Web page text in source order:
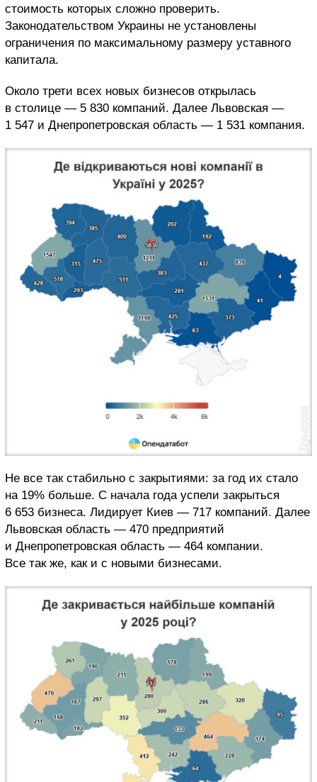
стоимость которых сложно проверить.
Законодательством Украины не установлены
ограничения по максимальному размеру уставного
капитала.
Около трети всех новых бизнесов открылась
в столице — 5 830 компаний. Далее Львовская —
1 547 и Днепропетровская область — 1 531 компания.
Не все так стабильно с закрытиями: за год их стало
на 19% больше. С начала года успели закрыться
6 653 бизнеса. Лидирует Киев — 717 компаний. Далее
Львовская область — 470 предприятий
и Днепропетровская область — 464 компании.
Все так же, как и с новыми бизнесами.